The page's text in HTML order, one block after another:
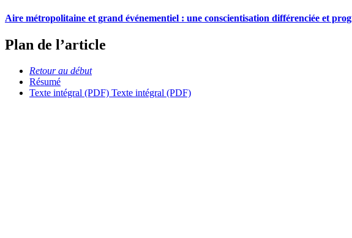
Aire métropolitaine et grand événementiel : une conscientisation différenciée et
Plan de l’article
Retour au début
Résumé
Texte intégral (PDF) Texte intégral (PDF)